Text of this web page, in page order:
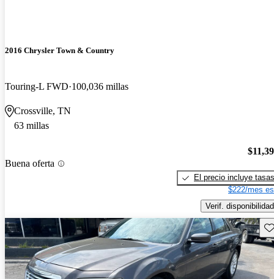
2016 Chrysler Town & Country
Touring-L FWD 100,036 millas
Crossville, TN
63 millas
Buena oferta
El precio incluye tasas
$222/mes
Verif. disponibilidad